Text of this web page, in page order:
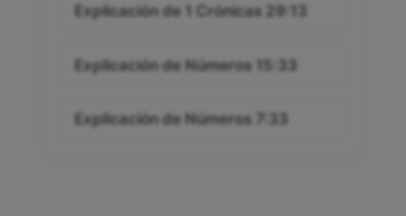
Explicación de 1 Crónicas 29:13
Explicación de Números 15:33
Explicación de Números 7:33